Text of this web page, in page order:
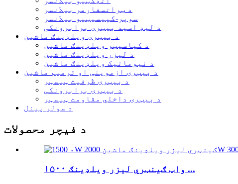
د ټرانسفارمر بیلانسر
سوپر-کپیسیټیو بیلانسر
د لیډ اسید بیټرۍ برابرونکی
د بیټرۍ ویلډینګ ماشین
د کپاسیټر ویلډینګ ماشین
د لیزر ویلډینګ ماشین
د نیوماتیک ویلډینګ ماشین
د بیټرۍ ازموینې او ترمیم ماشین
د بیټرۍ ظرفیت ټیسټر
د بیټرۍ برابرونکی
د بیټرۍ داخلي مقاومت ټیسټر
د سولر پینل
د فیچر محصولات
۱۵۰۰ واټ ګینټري لیزر ویلډینګ ...